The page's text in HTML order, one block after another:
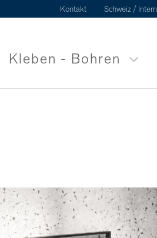
Kontakt Schweiz /
Kleben - Bohren